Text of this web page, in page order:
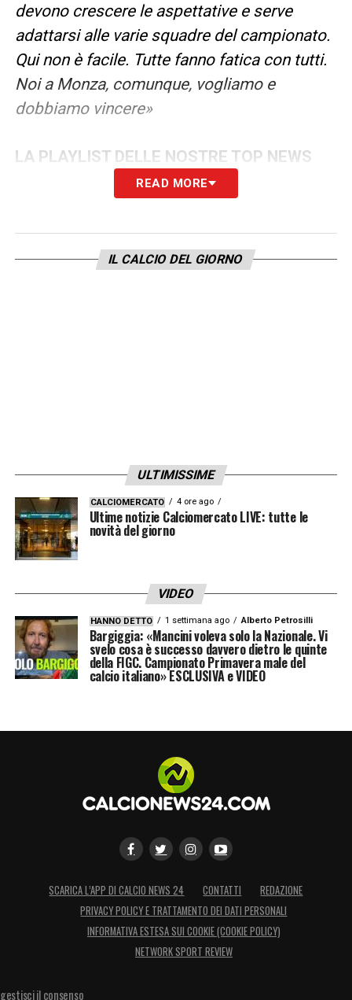
devono crescere le aspettative e serve
adattarsi alle varie squadre del campionato.
Qui non è facile. Tutte fanno fatica con tutti.
Noi a Monza, comunque, vogliamo e
dobbiamo vincere»
LA PLAYLIST DELLE NOSTRE TOP NEWS
READ MORE
IL CALCIO DEL GIORNO
ULTIMISSIME
CALCIOMERCATO 4 ore ago
Ultime notizie Calciomercato LIVE: tutte le
novità del giorno
VIDEO
HANNO DETTO 1 settimana ago Alberto Petrosilli
Bargiggia: «Mancini voleva solo la Nazionale. Vi
svelo cosa è successo davvero dietro le quinte
della FIGC. Campionato Primavera male del
calcio italiano» ESCLUSIVA e VIDEO
SCARICA L’APP DI CALCIO NEWS 24 CONTATTI
REDAZIONE
PRIVACY POLICY E TRATTAMENTO DEI DATI PERSONALI
INFORMATIVA ESTESA SUI COOKIE (COOKIE POLICY)
NETWORK SPORT REVIEW
gestisci il consenso